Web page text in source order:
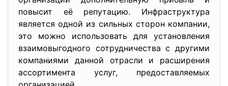
повысит её репутацию. Инфраструктура
является одной из сильных сторон компании,
это можно использовать для установления
взаимовыгодного сотрудничества с другими
компаниями данной отрасли и расширения
ассортимента услуг, предоставляемых